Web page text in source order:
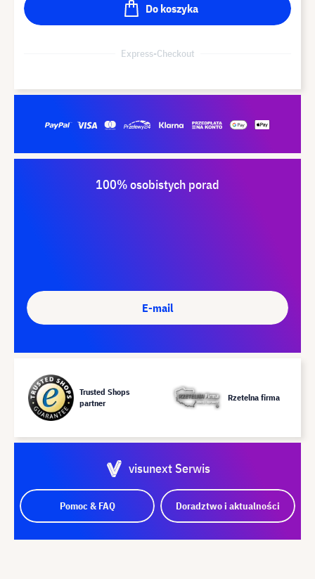
Do koszyka
Express-Checkout
100% osobistych porad
E-mail
Trusted Shops
partner
Rzetelna firma
visunext Serwis
Pomoc & FAQ Doradztwo i aktualności